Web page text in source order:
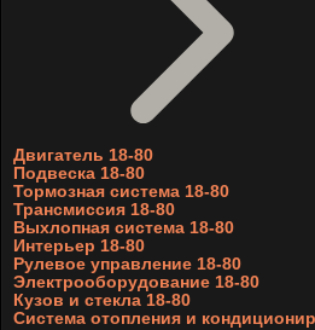
Двигатель 18-80
Подвеска 18-80
Тормозная система 18-80
Трансмиссия 18-80
Выхлопная система 18-80
Интерьер 18-80
Рулевое управление 18-80
Электрооборудование 18-80
Кузов и стекла 18-80
Система отопления и